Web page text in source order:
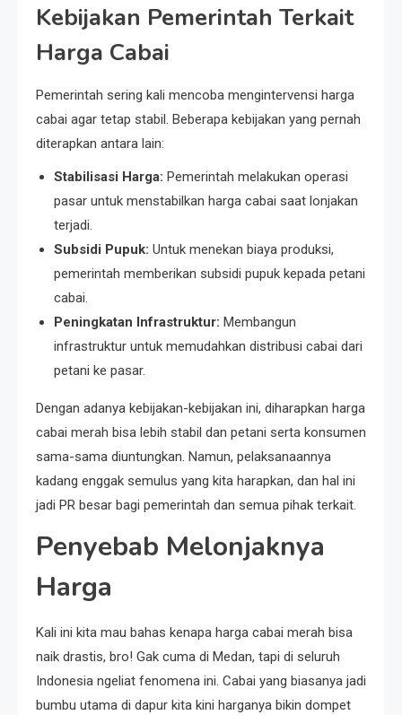
Kebijakan Pemerintah Terkait
Harga Cabai
Pemerintah sering kali mencoba mengintervensi harga
cabai agar tetap stabil. Beberapa kebijakan yang pernah
diterapkan antara lain:
Stabilisasi Harga: Pemerintah melakukan operasi
pasar untuk menstabilkan harga cabai saat lonjakan
terjadi.
Subsidi Pupuk: Untuk menekan biaya produksi,
pemerintah memberikan subsidi pupuk kepada petani
cabai.
Peningkatan Infrastruktur: Membangun
infrastruktur untuk memudahkan distribusi cabai dari
petani ke pasar.
Dengan adanya kebijakan-kebijakan ini, diharapkan harga
cabai merah bisa lebih stabil dan petani serta konsumen
sama-sama diuntungkan. Namun, pelaksanaannya
kadang enggak semulus yang kita harapkan, dan hal ini
jadi PR besar bagi pemerintah dan semua pihak terkait.
Penyebab Melonjaknya
Harga
Kali ini kita mau bahas kenapa harga cabai merah bisa
naik drastis, bro! Gak cuma di Medan, tapi di seluruh
Indonesia ngeliat fenomena ini. Cabai yang biasanya jadi
bumbu utama di dapur kita kini harganya bikin dompet